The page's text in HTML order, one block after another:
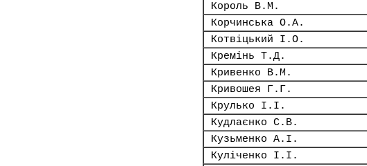
Король В.М.
Корчинська О.А.
Котвіцький І.О.
Кремінь Т.Д.
Кривенко В.М.
Кривошея Г.Г.
Крулько І.І.
Кудлаєнко С.В.
Кузьменко А.І.
Куліченко І.І.